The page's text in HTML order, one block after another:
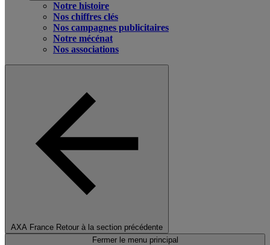
Notre histoire
Nos chiffres clés
Nos campagnes publicitaires
Notre mécénat
Nos associations
AXA France Retour à la section précédente
Fermer le menu principal